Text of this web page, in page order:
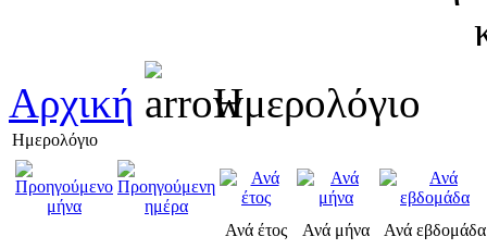
Αρχική Ημερολόγιο
Ημερολόγιο
Ανά έτος Ανά μήνα
Ανά εβδομάδα